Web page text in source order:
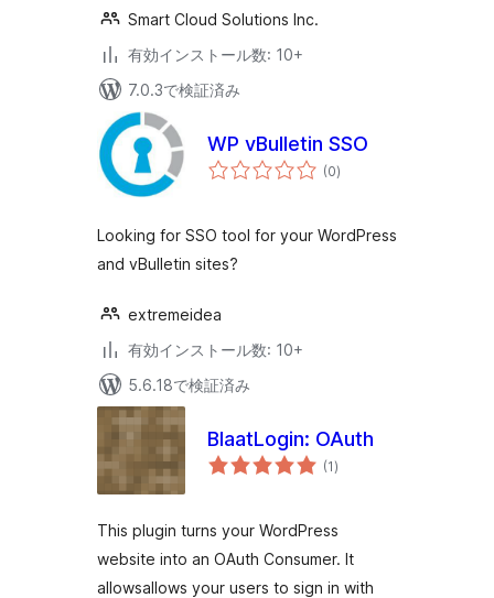
Smart Cloud Solutions Inc.
有効インストール数: 10+
7.0.3で検証済み
WP vBulletin SSO
(0個
の)
Looking for SSO tool for your WordPress
and vBulletin sites?
extremeidea
有効インストール数: 10+
5.6.18で検証済み
BlaatLogin: OAuth
(1個
の)
This plugin turns your WordPress
website into an OAuth Consumer. It
allowsallows your users to sign in with